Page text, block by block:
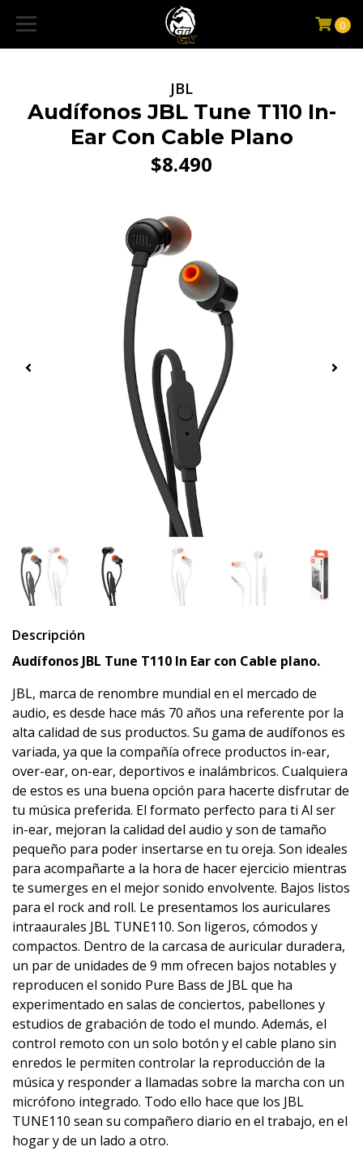
0
JBL
Audífonos JBL Tune T110 In-
Ear Con Cable Plano
$8.490
Descripción
Audífonos JBL Tune T110 In Ear con Cable plano.
JBL, marca de renombre mundial en el mercado de
audio, es desde hace más 70 años una referente por la
alta calidad de sus productos. Su gama de audífonos es
variada, ya que la compañía ofrece productos in-ear,
over-ear, on-ear, deportivos e inalámbricos. Cualquiera
de estos es una buena opción para hacerte disfrutar de
tu música preferida. El formato perfecto para ti Al ser
in-ear, mejoran la calidad del audio y son de tamaño
pequeño para poder insertarse en tu oreja. Son ideales
para acompañarte a la hora de hacer ejercicio mientras
te sumerges en el mejor sonido envolvente. Bajos listos
para el rock and roll. Le presentamos los auriculares
intraaurales JBL TUNE110. Son ligeros, cómodos y
compactos. Dentro de la carcasa de auricular duradera,
un par de unidades de 9 mm ofrecen bajos notables y
reproducen el sonido Pure Bass de JBL que ha
experimentado en salas de conciertos, pabellones y
estudios de grabación de todo el mundo. Además, el
control remoto con un solo botón y el cable plano sin
enredos le permiten controlar la reproducción de la
música y responder a llamadas sobre la marcha con un
micrófono integrado. Todo ello hace que los JBL
TUNE110 sean su compañero diario en el trabajo, en el
hogar y de un lado a otro.